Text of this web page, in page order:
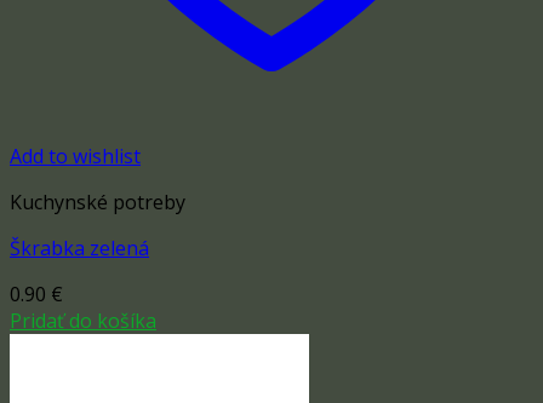
Add to wishlist
Kuchynské potreby
Škrabka zelená
0.90 €
Pridať do košíka